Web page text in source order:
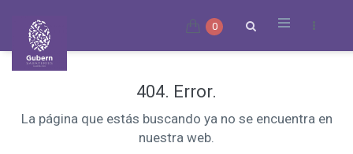
0
404. Error.
La página que estás buscando ya no se encuentra en
nuestra web.